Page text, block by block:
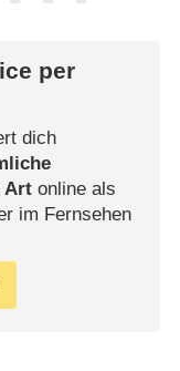
per
dich
Artonline als
im Fernsehen